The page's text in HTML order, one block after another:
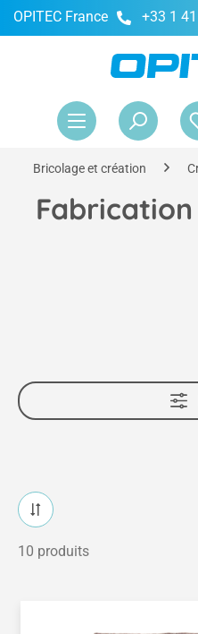
principal
OPITEC France +33 1
Bricolage et création
10 produits